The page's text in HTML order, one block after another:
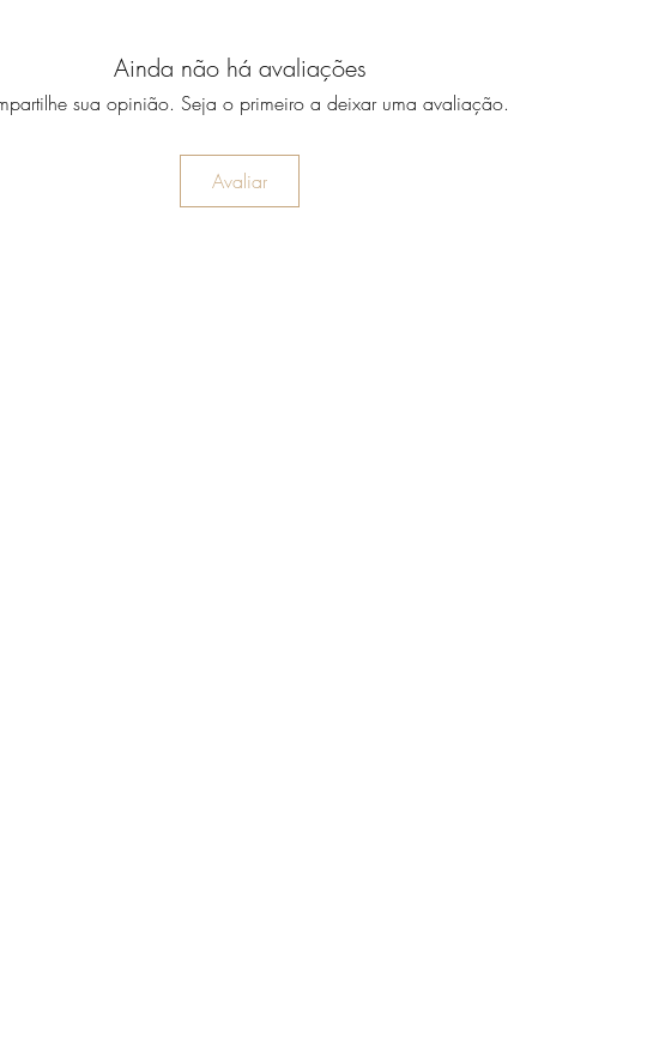
Ainda não há avaliações
sua opinião. Seja o primeiro a deixar uma avaliação.
Avaliar